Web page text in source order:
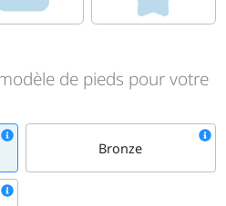
de pieds pour votre
Bronze